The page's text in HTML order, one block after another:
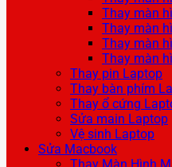
Thay màn
Thay màn
Thay màn
Thay màn
Thay pin Laptop
Thay bàn phím
Thay ổ cứng
Sửa main Laptop
Vệ sinh Laptop
Sửa Macbook